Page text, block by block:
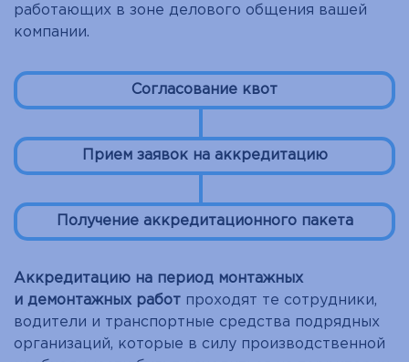
работающих в зоне делового общения вашей
компании.
Согласование квот
Прием заявок на аккредитацию
Получение аккредитационного пакета
Аккредитацию на период монтажных
и демонтажных работ проходят те сотрудники,
водители и транспортные средства подрядных
организаций, которые в силу производственной